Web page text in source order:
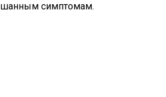
симптомам.